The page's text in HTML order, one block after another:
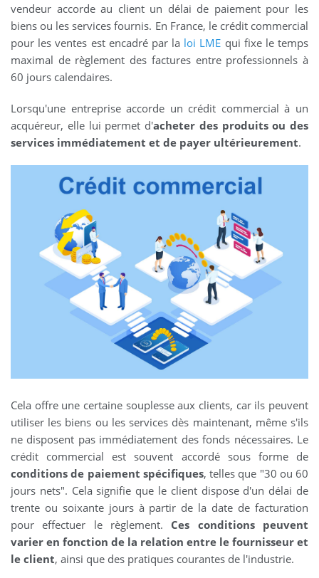
vendeur accorde au client un délai de paiement pour les
biens ou les services fournis. En France, le crédit commercial
pour les ventes est encadré par la loi LME qui fixe le temps
maximal de règlement des factures entre professionnels à
60 jours calendaires.
Lorsqu'une entreprise accorde un crédit commercial à un
acquéreur, elle lui permet d'acheter des produits ou des
services immédiatement et de payer ultérieurement.
Cela offre une certaine souplesse aux clients, car ils peuvent
utiliser les biens ou les services dès maintenant, même s'ils
ne disposent pas immédiatement des fonds nécessaires. Le
crédit commercial est souvent accordé sous forme de
conditions de paiement spécifiques, telles que "30 ou 60
jours nets". Cela signifie que le client dispose d'un délai de
trente ou soixante jours à partir de la date de facturation
pour effectuer le règlement. Ces conditions peuvent
varier en fonction de la relation entre le fournisseur et
le client, ainsi que des pratiques courantes de l'industrie.